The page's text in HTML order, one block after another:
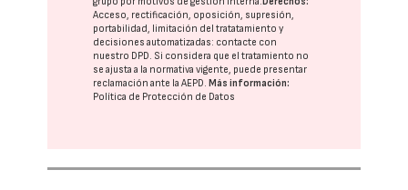
Acceso, rectificación, oposición, supresión,
portabilidad, limitación del tratatamiento y
decisiones automatizadas: contacte con
nuestro DPD. Si considera que el tratamiento no
se ajusta a la normativa vigente, puede presentar
reclamación ante laAEPD. Más información:
Política de Protección de Datos